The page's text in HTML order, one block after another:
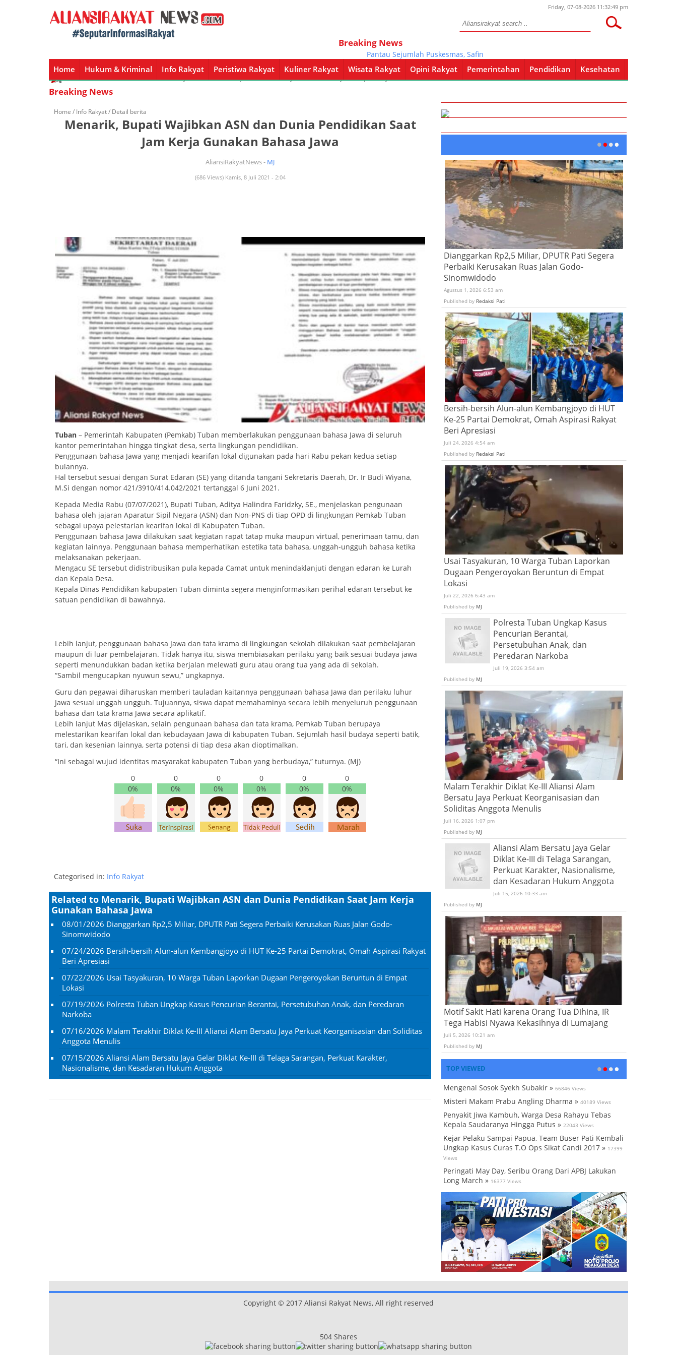
Friday, 07-08-2026 11:32:49 pm
Breaking News
Pantau Sejumlah Puskesmas, Safin Bagi-Bagi Masker dan Hazmat
Home Hukum & Kriminal Info Rakyat Peristiwa Rakyat Kuliner Rakyat Wisata Rakyat Opini Rakyat Pemerintahan Pendidikan Kesehatan
Home Hukum & Kriminal Info Rakyat Peristiwa Rakyat Kuliner Rakyat Wisata Rakyat Opini Rakyat Pemerintahan Pendidikan Kesehatan
Breaking News
Home / Info Rakyat/ Detail berita
Menarik, Bupati Wajibkan ASN dan Dunia Pendidikan Saat
Jam Kerja Gunakan Bahasa Jawa
AliansiRakyatNews - MJ
(686 Views) Kamis, 8 Juli 2021 - 2:04
Tuban – Pemerintah Kabupaten (Pemkab) Tuban memberlakukan penggunaan bahasa Jawa di seluruh
kantor pemerintahan hingga tingkat desa, serta lingkungan pendidikan.
Penggunaan bahasa Jawa yang menjadi kearifan lokal digunakan pada hari Rabu pekan kedua setiap
bulannya.
Hal tersebut sesuai dengan Surat Edaran (SE) yang ditanda tangani Sekretaris Daerah, Dr. Ir Budi Wiyana,
M.Si dengan nomor 421/3910/414.042/2021 tertanggal 6 Juni 2021.
Kepada Media Rabu (07/07/2021), Bupati Tuban, Aditya Halindra Faridzky, SE., menjelaskan pengunaan
bahasa oleh jajaran Aparatur Sipil Negara (ASN) dan Non-PNS di tiap OPD di lingkungan Pemkab Tuban
sebagai upaya pelestarian kearifan lokal di Kabupaten Tuban.
Penggunaan bahasa Jawa dilakukan saat kegiatan rapat tatap muka maupun virtual, penerimaan tamu, dan
kegiatan lainnya. Penggunaan bahasa memperhatikan estetika tata bahasa, unggah-ungguh bahasa ketika
melaksanakan pekerjaan.
Mengacu SE tersebut didistribusikan pula kepada Camat untuk menindaklanjuti dengan edaran ke Lurah
dan Kepala Desa.
Kepala Dinas Pendidikan kabupaten Tuban diminta segera menginformasikan perihal edaran tersebut ke
satuan pendidikan di bawahnya.
Lebih lanjut, penggunaan bahasa Jawa dan tata krama di lingkungan sekolah dilakukan saat pembelajaran
maupun di luar pembelajaran. Tidak hanya itu, siswa membiasakan perilaku yang baik sesuai budaya jawa
seperti menundukkan badan ketika berjalan melewati guru atau orang tua yang ada di sekolah.
“Sambil mengucapkan nyuwun sewu,” ungkapnya.
Guru dan pegawai diharuskan memberi tauladan kaitannya penggunaan bahasa Jawa dan perilaku luhur
Jawa sesuai unggah ungguh. Tujuannya, siswa dapat memahaminya secara lebih menyeluruh penggunaan
bahasa dan tata krama Jawa secara aplikatif.
Lebih lanjut Mas dijelaskan, selain pengunaan bahasa dan tata krama, Pemkab Tuban berupaya
melestarikan kearifan lokal dan kebudayaan Jawa di kabupaten Tuban. Sejumlah hasil budaya seperti batik,
tari, dan kesenian lainnya, serta potensi di tiap desa akan dioptimalkan.
“Ini sebagai wujud identitas masyarakat kabupaten Tuban yang berbudaya,” tuturnya. (Mj)
0
0%
0
0%
0
0%
0
0%
0
0%
0
0%
Categorised in: Info Rakyat
Related to Menarik, Bupati Wajibkan ASN dan Dunia Pendidikan Saat Jam Kerja
Gunakan Bahasa Jawa
08/01/2026 Dianggarkan Rp2,5 Miliar, DPUTR Pati Segera Perbaiki Kerusakan Ruas Jalan Godo-
Sinomwidodo
07/24/2026 Bersih-bersih Alun-alun Kembangjoyo di HUT Ke-25 Partai Demokrat, Omah Aspirasi Rakyat
Beri Apresiasi
07/22/2026 Usai Tasyakuran, 10 Warga Tuban Laporkan Dugaan Pengeroyokan Beruntun di Empat
Lokasi
07/19/2026 Polresta Tuban Ungkap Kasus Pencurian Berantai, Persetubuhan Anak, dan Peredaran
Narkoba
07/16/2026 Malam Terakhir Diklat Ke-III Aliansi Alam Bersatu Jaya Perkuat Keorganisasian dan Soliditas
Anggota Menulis
07/15/2026 Aliansi Alam Bersatu Jaya Gelar Diklat Ke-III di Telaga Sarangan, Perkuat Karakter,
Nasionalisme, dan Kesadaran Hukum Anggota
Dianggarkan Rp2,5 Miliar, DPUTR Pati Segera
Perbaiki Kerusakan Ruas Jalan Godo-
Sinomwidodo
Agustus 1, 2026 6:53 am
Published by Redaksi Pati
Bersih-bersih Alun-alun Kembangjoyo di HUT
Ke-25 Partai Demokrat, Omah Aspirasi Rakyat
Beri Apresiasi
Juli 24, 2026 4:54 am
Published by Redaksi Pati
Usai Tasyakuran, 10 Warga Tuban Laporkan
Dugaan Pengeroyokan Beruntun di Empat
Lokasi
Juli 22, 2026 6:43 am
Published by MJ
Polresta Tuban Ungkap Kasus
Pencurian Berantai,
Persetubuhan Anak, dan
Peredaran Narkoba
Juli 19, 2026 3:54 am
Published by MJ
Malam Terakhir Diklat Ke-III Aliansi Alam
Bersatu Jaya Perkuat Keorganisasian dan
Soliditas Anggota Menulis
Juli 16, 2026 1:07 pm
Published by MJ
Aliansi Alam Bersatu Jaya Gelar
Diklat Ke-III di Telaga Sarangan,
Perkuat Karakter, Nasionalisme,
dan Kesadaran Hukum Anggota
Juli 15, 2026 10:33 am
Published by MJ
Motif Sakit Hati karena Orang Tua Dihina, IR
Tega Habisi Nyawa Kekasihnya di Lumajang
Juli 5, 2026 10:21 am
Published by MJ
TOP VIEWED
Mengenal Sosok Syekh Subakir » 66846 Views
Misteri Makam Prabu Angling Dharma » 40189 Views
Penyakit Jiwa Kambuh, Warga Desa Rahayu Tebas
Kepala Saudaranya Hingga Putus » 22043 Views
Kejar Pelaku Sampai Papua, Team Buser Pati Kembali
Ungkap Kasus Curas T.O Ops Sikat Candi 2017 » 17399
Views
Peringati May Day, Seribu Orang Dari APBJ Lakukan
Long March » 16377 Views
Copyright © 2017 Aliansi Rakyat News, All right reserved
504 Shares